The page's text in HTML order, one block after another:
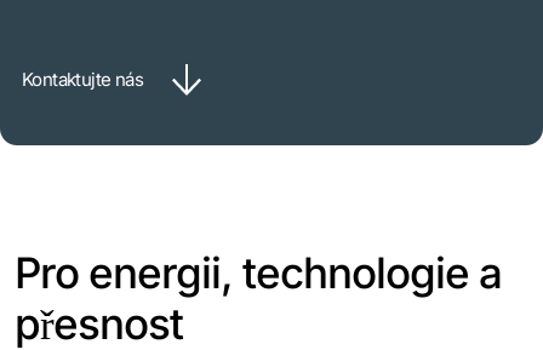
Kontaktujte nás
Pro energii, technologie a
přesnost